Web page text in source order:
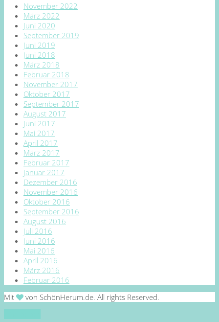
November 2022
März 2022
Juni 2020
September 2019
Juni 2019
Juni 2018
März 2018
Februar 2018
November 2017
Oktober 2017
September 2017
August 2017
Juni 2017
Mai 2017
April 2017
März 2017
Februar 2017
Januar 2017
Dezember 2016
November 2016
Oktober 2016
September 2016
August 2016
Juli 2016
Juni 2016
Mai 2016
April 2016
März 2016
Februar 2016
Mit
von SchönHerum.de. All rights Reserved.